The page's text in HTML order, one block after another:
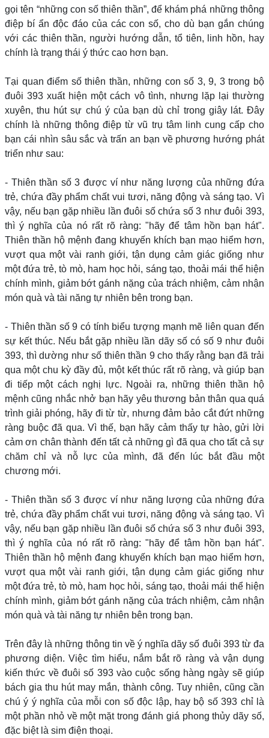
gọi tên “những con số thiên thần”, để khám phá những thông
điệp bí ẩn độc đáo của các con số, cho dù bạn gắn chúng
với các thiên thần, người hướng dẫn, tổ tiên, linh hồn, hay
chính là trạng thái ý thức cao hơn bạn.
Tại quan điểm số thiên thần, những con số 3, 9, 3 trong bộ
đuôi 393 xuất hiện một cách vô tình, nhưng lặp lại thường
xuyên, thu hút sự chú ý của bạn dù chỉ trong giây lát. Đây
chính là những thông điệp từ vũ trụ tâm linh cung cấp cho
bạn cái nhìn sâu sắc và trấn an bạn về phương hướng phát
triển như sau:
- Thiên thần số 3 được ví như năng lượng của những đứa
trẻ, chứa đầy phẩm chất vui tươi, năng động và sáng tạo. Vì
vậy, nếu bạn gặp nhiều lần đuôi số chứa số 3 như đuôi 393,
thì ý nghĩa của nó rất rõ ràng: "hãy để tâm hồn bạn hát".
Thiên thần hộ mệnh đang khuyến khích bạn mạo hiểm hơn,
vượt qua một vài ranh giới, tận dụng cảm giác giống như
một đứa trẻ, tò mò, ham học hỏi, sáng tạo, thoải mái thể hiện
chính mình, giảm bớt gánh nặng của trách nhiệm, cảm nhận
món quà và tài năng tự nhiên bên trong bạn.
- Thiên thần số 9 có tính biểu tượng mạnh mẽ liên quan đến
sự kết thúc. Nếu bắt gặp nhiều lần dãy số có số 9 như đuôi
393, thì dường như số thiên thần 9 cho thấy rằng bạn đã trải
qua một chu kỳ đầy đủ, một kết thúc rất rõ ràng, và giúp bạn
đi tiếp một cách nghị lực. Ngoài ra, những thiên thần hộ
mệnh cũng nhắc nhở bạn hãy yêu thương bản thân qua quá
trình giải phóng, hãy đi từ từ, nhưng đảm bảo cắt đứt những
ràng buộc đã qua. Vì thế, bạn hãy cảm thấy tự hào, gửi lời
cảm ơn chân thành đến tất cả những gì đã qua cho tất cả sự
chăm chỉ và nỗ lực của mình, đã đến lúc bắt đầu một
chương mới.
- Thiên thần số 3 được ví như năng lượng của những đứa
trẻ, chứa đầy phẩm chất vui tươi, năng động và sáng tạo. Vì
vậy, nếu bạn gặp nhiều lần đuôi số chứa số 3 như đuôi 393,
thì ý nghĩa của nó rất rõ ràng: "hãy để tâm hồn bạn hát".
Thiên thần hộ mệnh đang khuyến khích bạn mạo hiểm hơn,
vượt qua một vài ranh giới, tận dụng cảm giác giống như
một đứa trẻ, tò mò, ham học hỏi, sáng tạo, thoải mái thể hiện
chính mình, giảm bớt gánh nặng của trách nhiệm, cảm nhận
món quà và tài năng tự nhiên bên trong bạn.
Trên đây là những thông tin về ý nghĩa dãy số đuôi 393 từ đa
phương diện. Việc tìm hiểu, nắm bắt rõ ràng và vận dụng
kiến thức về đuôi số 393 vào cuộc sống hàng ngày sẽ giúp
bách gia thu hút may mắn, thành công. Tuy nhiên, cũng cần
chú ý ý nghĩa của mỗi con số độc lập, hay bộ số 393 chỉ là
một phần nhỏ về một mặt trong đánh giá phong thủy dãy số,
đặc biệt là sim điện thoại.